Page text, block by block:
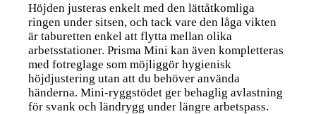
Höjden justeras enkelt med den lättåtkomliga
ringen under sitsen, och tack vare den låga vikten
är taburetten enkel att flytta mellan olika
arbetsstationer. Prisma Mini kan även kompletteras
med fotreglage som möjliggör hygienisk
höjdjustering utan att du behöver använda
händerna. Mini-ryggstödet ger behaglig avlastning
för svank och ländrygg under längre arbetspass.